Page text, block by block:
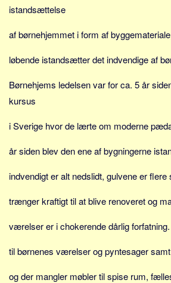
Virksomhed
Investering
Transport
Alle
Aspekter
Jura og regler
Skatter og afgifter
istandsættelse
af børnehjemmet i form af
løbende istandsætter det indvendige af
Børnehjems ledelsen var for ca. 5 år
kursus
i Sverige hvor de lærte om moderne
år siden blev den ene af bygningerne
indvendigt er alt nedslidt, gulvene er flere
trænger kraftigt til at blive renoveret og
værelser er i chokerende dårlig
til børnenes værelser og pyntesager
og der mangler møbler til spise rum,